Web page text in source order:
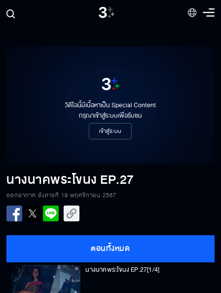
วิดีโอนี้มีเนื้อหาเป็น Special Content
กรุณาเข้าสู่ระบบเพื่อรับชม
เข้าสู่ระบบ
นางนาคพระโขนง EP.27
ออกอากาศ อังคารที่ 19 พฤศจิกายน 2567
ตอนทั้งหมด
นางนาคพระโขนง EP.27[1/4]